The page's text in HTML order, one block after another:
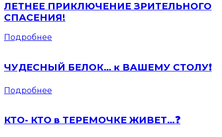
ЛЕТНЕЕ ПРИКЛЮЧЕНИЕ ЗРИТЕЛЬНОГО
СПАСЕНИЯ!
Подробнее
ЧУДЕСНЫЙ БЕЛОК… к ВАШЕМУ СТОЛУ❗️
Подробнее
КТО- КТО в ТЕРЕМОЧКЕ ЖИВЕТ…❓